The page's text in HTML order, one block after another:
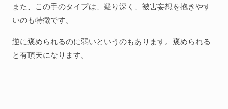
また、この手のタイプは、疑り深く、被害妄想を抱きやす
いのも特徴です。
逆に褒められるのに弱いというのもあります。褒められる
と有頂天になります。